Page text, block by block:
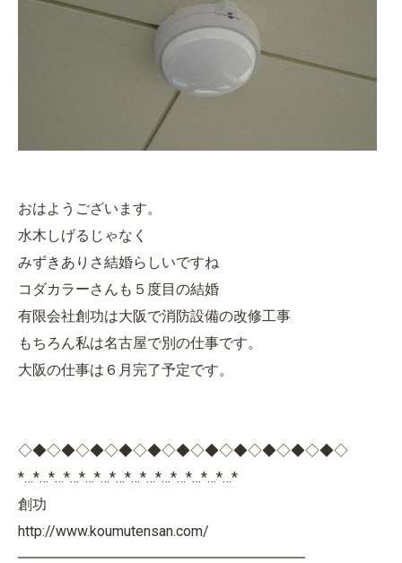
おはようございます。
水木しげるじゃなく
みずきありさ結婚らしいですね
コダカラーさんも５度目の結婚
有限会社創功は大阪で消防設備の改修工事
もちろん私は名古屋で別の仕事です。
大阪の仕事は６月完了予定です。
◇◆◇◆◇◆◇◆◇◆◇◆◇◆◇◆◇◆◇◆◇◆◇
*…*…*…*…*…*…*…*…*…*…*…*…*…*…*
創功
http://www.koumutensan.com/
━━━━━━━━━━━━━━━━━━━━